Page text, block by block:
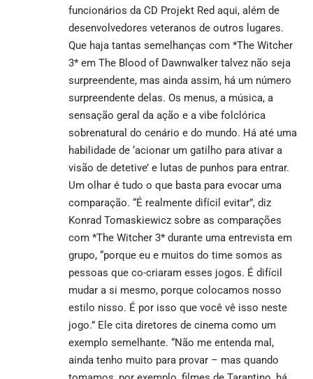
funcionários da CD Projekt Red aqui, além de
desenvolvedores veteranos de outros lugares.
Que haja tantas semelhanças com *The Witcher
3* em The Blood of Dawnwalker talvez não seja
surpreendente, mas ainda assim, há um número
surpreendente delas. Os menus, a música, a
sensação geral da ação e a vibe folclórica
sobrenatural do cenário e do mundo. Há até uma
habilidade de ‘acionar um gatilho para ativar a
visão de detetive’ e lutas de punhos para entrar.
Um olhar é tudo o que basta para evocar uma
comparação. “É realmente difícil evitar”, diz
Konrad Tomaskiewicz sobre as comparações
com *The Witcher 3* durante uma entrevista em
grupo, “porque eu e muitos do time somos as
pessoas que co-criaram esses jogos. É difícil
mudar a si mesmo, porque colocamos nosso
estilo nisso. É por isso que você vê isso neste
jogo.” Ele cita diretores de cinema como um
exemplo semelhante. “Não me entenda mal,
ainda tenho muito para provar – mas quando